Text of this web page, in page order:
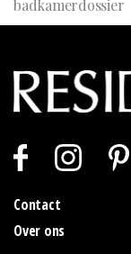
badkamerdossier
Contact
Over ons